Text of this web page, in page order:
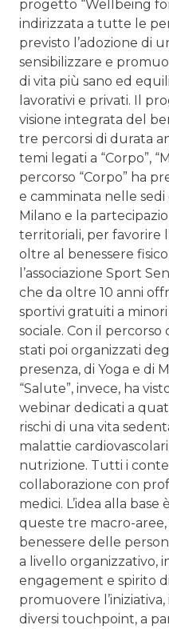
progetto “Wellbeing for
indirizzata a tutte le
previsto l’adozione di
sensibilizzare e
di vita più sano ed
lavorativi e privati. Il
visione integrata del
tre percorsi di durata
temi legati a “Corpo”,
percorso “Corpo” ha
e camminata nelle
Milano e la
territoriali, per favorire
oltre al benessere
l’associazione Sport
che da oltre 10 anni
sportivi gratuiti a
sociale. Con il percorso
stati poi organizzati
presenza, di Yoga e di
“Salute”, invece, ha
webinar dedicati a
rischi di una vita
malattie
nutrizione. Tutti i
collaborazione con
medici. L’idea alla
queste tre macro-aree,
benessere delle
a livello organizzativo,
engagement e spirito
promuovere
diversi touchpoint, a